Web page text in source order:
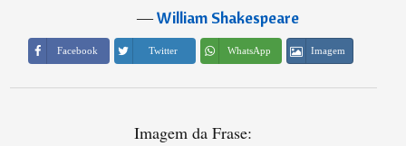
―William Shakespeare
Facebook Twitter WhatsApp Imagem
Imagem da Frase: